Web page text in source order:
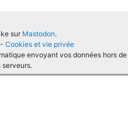
sur Mastodon.
- Cookies et vie privée
envoyant vos données hors de
serveurs.